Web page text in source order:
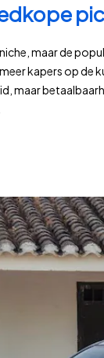
maar de
kapers op de
maar